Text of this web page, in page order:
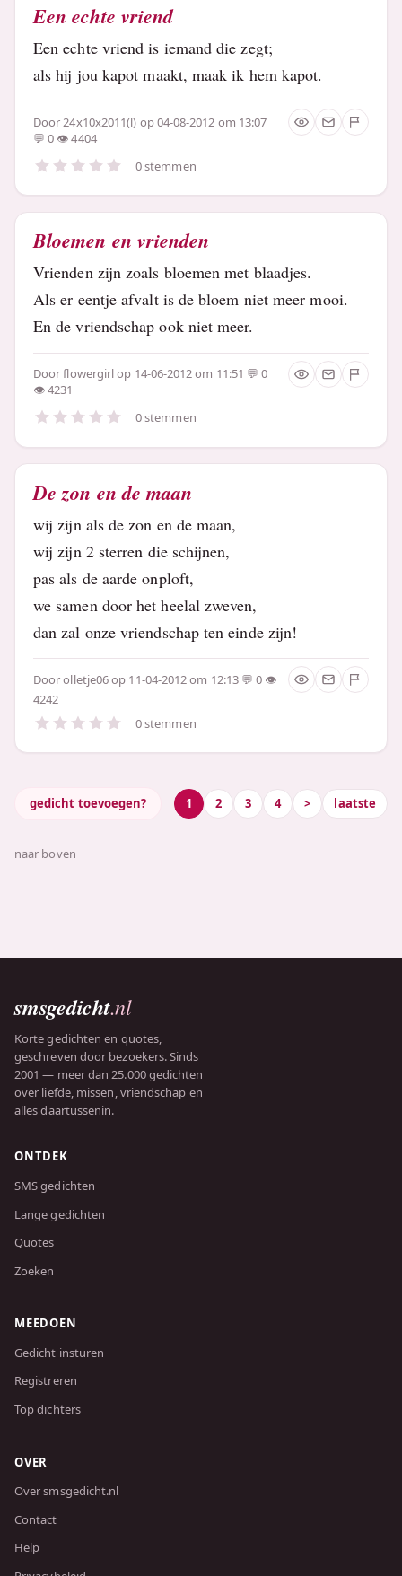
Een echte vriend
Een echte vriend is iemand die zegt;
als hij jou kapot maakt, maak ik hem kapot.
Door24x10x2011(l) op 04-08-2012 om 13:07
0
4404
0 stemmen
Bloemen en vrienden
Vrienden zijn zoals bloemen met blaadjes.
Als er eentje afvalt is de bloem niet meer mooi.
En de vriendschap ook niet meer.
Doorflowergirlop 14-06-2012 om 11:51
0
4231
0 stemmen
De zon en de maan
wij zijn als de zon en de maan,
wij zijn 2 sterren die schijnen,
pas als de aarde onploft,
we samen door het heelal zweven,
dan zal onze vriendschap ten einde zijn!
Doorolletje06op 11-04-2012 om 12:13
0
4242
0 stemmen
gedicht toevoegen? 1 2 3 4 > laatste
naar boven
smsgedicht.nl
Korte gedichten en quotes,
geschreven door bezoekers. Sinds
2001 — meer dan 25.000 gedichten
over liefde, missen, vriendschap en
alles daartussenin.
ONTDEK
SMS gedichten
Lange gedichten
Quotes
Zoeken
MEEDOEN
Gedicht insturen
Registreren
Top dichters
OVER
Over smsgedicht.nl
Contact
Help